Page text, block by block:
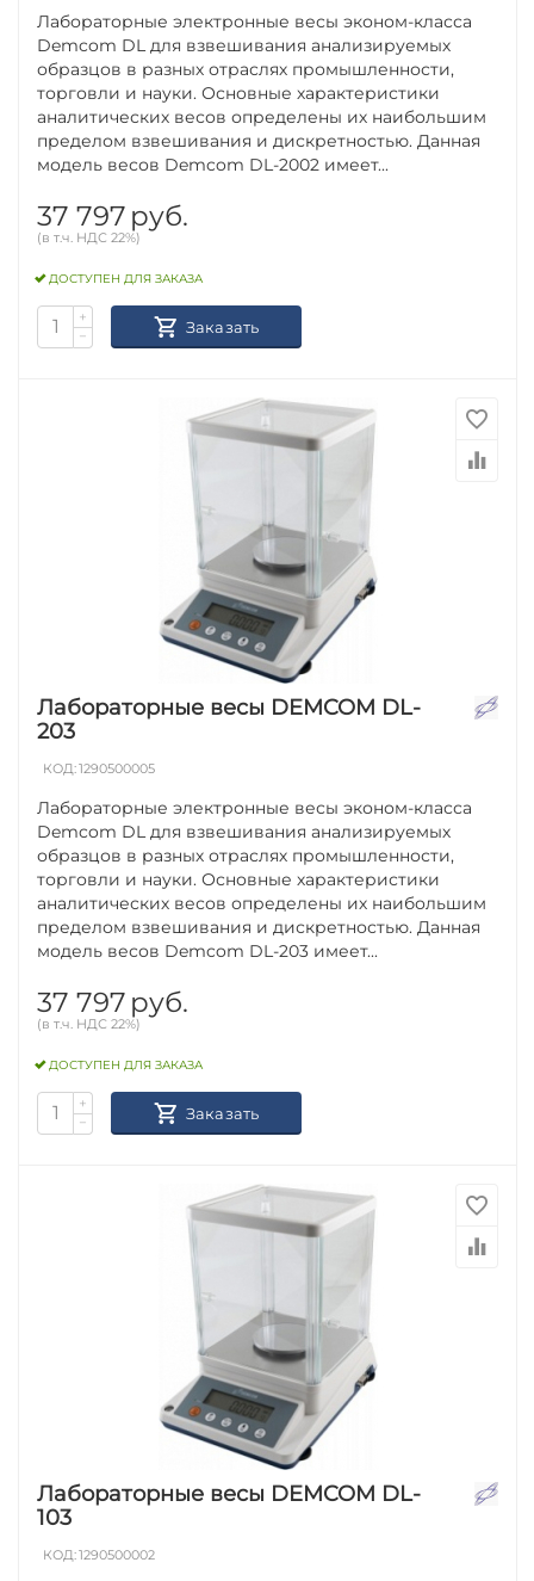
Лабораторные электронные весы эконом-класса
Demcom DL для взвешивания анализируемых
образцов в разных отраслях промышленности,
торговли и науки. Основные характеристики
аналитических весов определены их наибольшим
пределом взвешивания и дискретностью. Данная
модель весов Demcom DL-2002 имеет...
37 797 руб.
(в т.ч. НДС 22%)
ДОСТУПЕН ДЛЯ ЗАКАЗА
+
−
Заказать
Лабораторные весы DEMCOM DL-
203
КОД:1290500005
Лабораторные электронные весы эконом-класса
Demcom DL для взвешивания анализируемых
образцов в разных отраслях промышленности,
торговли и науки. Основные характеристики
аналитических весов определены их наибольшим
пределом взвешивания и дискретностью. Данная
модель весов Demcom DL-203 имеет...
37 797 руб.
(в т.ч. НДС 22%)
ДОСТУПЕН ДЛЯ ЗАКАЗА
+
−
Заказать
Лабораторные весы DEMCOM DL-
103
КОД:1290500002